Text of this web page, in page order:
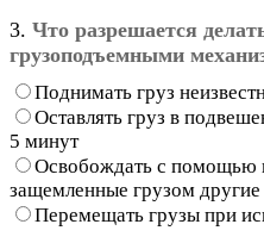
3. Что разрешается
грузоподъемными
Поднимать груз
Оставлять груз в
5 минут
Освобождать с помощью
защемленные грузом
Перемещать грузы при